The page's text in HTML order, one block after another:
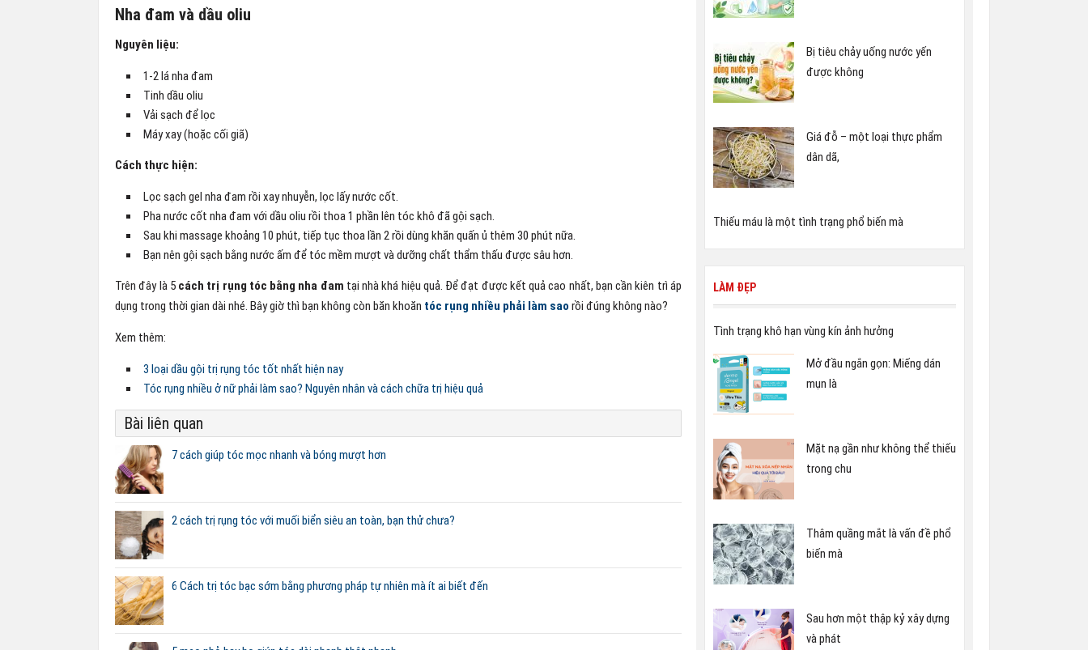
Nha đam và dầu oliu
Nguyên liệu:
1-2 lá nha đam
Tinh dầu oliu
Vải sạch để lọc
Máy xay (hoặc cối giã)
Cách thực hiện:
Lọc sạch gel nha đam rồi xay nhuyễn, lọc lấy nước cốt.
Pha nước cốt nha đam với dầu oliu rồi thoa 1 phần lên tóc khô đã gội sạch.
Sau khi massage khoảng 10 phút, tiếp tục thoa lần 2 rồi dùng khăn quấn ủ thêm 30 phút nữa.
Bạn nên gội sạch bằng nước ấm để tóc mềm mượt và dưỡng chất thẩm thấu được sâu hơn.
Trên đây là 5 cách trị rụng tóc bằng nha đam tại nhà khá hiệu quả. Để đạt được kết quả cao nhất, bạn cần kiên trì áp
dụng trong thời gian dài nhé. Bây giờ thì bạn không còn băn khoăn tóc rụng nhiều phải làm sao rồi đúng không nào?
Xem thêm:
3 loại dầu gội trị rụng tóc tốt nhất hiện nay
Tóc rụng nhiều ở nữ phải làm sao? Nguyên nhân và cách chữa trị hiệu quả
Bài liên quan
7 cách giúp tóc mọc nhanh và bóng mượt hơn
2 cách trị rụng tóc với muối biển siêu an toàn, bạn thử chưa?
6 Cách trị tóc bạc sớm bằng phương pháp tự nhiên mà ít ai biết đến
Bị tiêu chảy uống nước yến
được không
Giá đỗ – một loại thực phẩm
dân dã,
Thiếu máu là một tình trạng phổ biến mà
LÀM ĐẸP
Tình trạng khô hạn vùng kín ảnh hưởng
Mở đầu ngắn gọn: Miếng dán
mụn là
Mặt nạ gần như không thể thiếu
trong chu
Thâm quầng mắt là vấn đề phổ
biến mà
Sau hơn một thập kỷ xây dựng
và phát